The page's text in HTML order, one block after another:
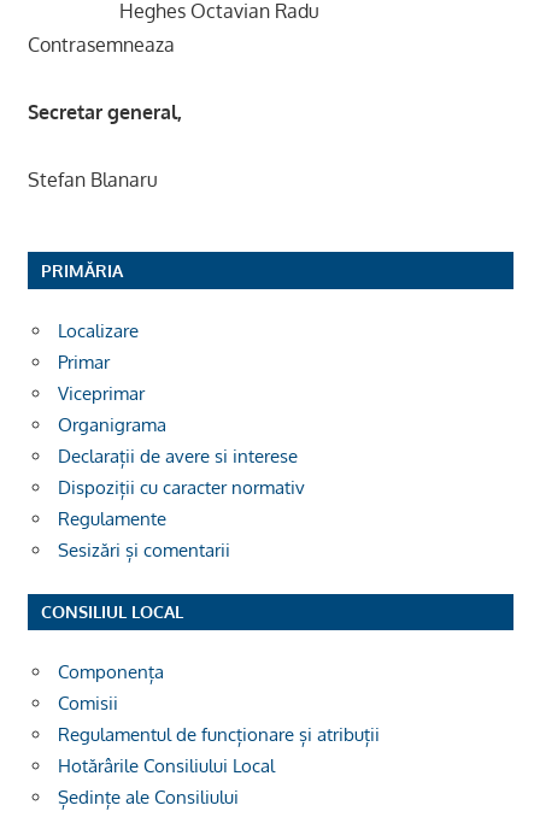
Heghes Octavian Radu
Contrasemneaza
Secretar general,
Stefan Blanaru
PRIMĂRIA
Localizare
Primar
Viceprimar
Organigrama
Declarații de avere si interese
Dispoziții cu caracter normativ
Regulamente
Sesizări și comentarii
CONSILIUL LOCAL
Componența
Comisii
Regulamentul de funcționare și atribuții
Hotărârile Consiliului Local
Ședințe ale Consiliului